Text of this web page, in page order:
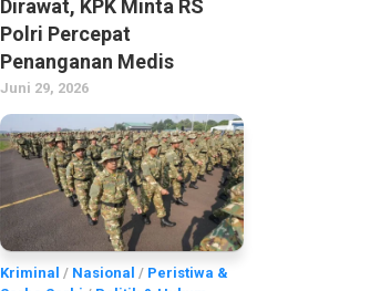
Dirawat, KPK Minta RS
Polri Percepat
Penanganan Medis
Juni 29, 2026
Kriminal / Nasional / Peristiwa &